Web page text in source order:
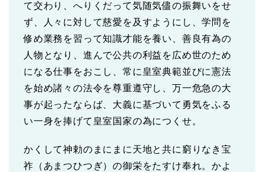
て交わり、へりくだって気随気儘の振舞いをせ
ず、人々に対して慈愛を及すようにし、学問を
修め業務を習って知識才能を養い、善良有為の
人物となり、進んで公共の利益を広め世のため
になる仕事をおこし、常に皇室典範並びに憲法
を始め諸々の法令を尊重遵守し、万一危急の大
事が起ったならば、大義に基づいて勇気をふる
い一身を捧げて皇室国家の為につくせ。
かくして神勅のまにまに天地と共に窮りなき宝
祚（あまつひつぎ）の御栄をたすけ奉れ。かよ